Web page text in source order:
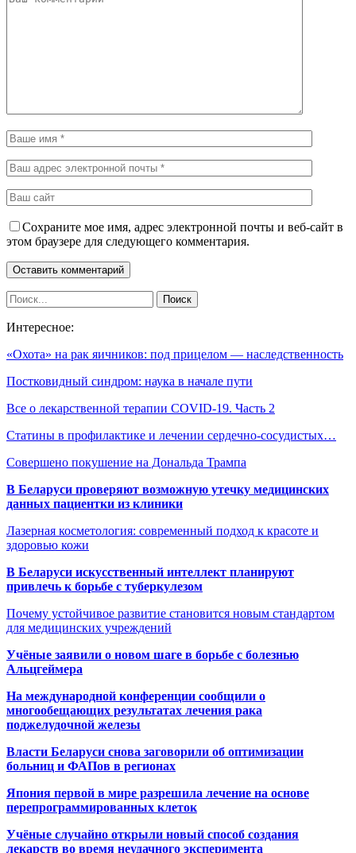
Сохраните мое имя, адрес электронной почты и веб-сайт в
этом браузере для следующего комментария.
Интересное:
«Охота» на рак яичников: под прицелом — наследственность
Постковидный синдром: наука в начале пути
Все о лекарственной терапии COVID-19. Часть 2
Статины в профилактике и лечении сердечно-сосудистых…
Совершено покушение на Дональда Трампа
В Беларуси проверяют возможную утечку медицинских
данных пациентки из клиники
Лазерная косметология: современный подход к красоте и
здоровью кожи
В Беларуси искусственный интеллект планируют
привлечь к борьбе с туберкулезом
Почему устойчивое развитие становится новым стандартом
для медицинских учреждений
Учёные заявили о новом шаге в борьбе с болезнью
Альцгеймера
На международной конференции сообщили о
многообещающих результатах лечения рака
поджелудочной железы
Власти Беларуси снова заговорили об оптимизации
больниц и ФАПов в регионах
Япония первой в мире разрешила лечение на основе
перепрограммированных клеток
Учёные случайно открыли новый способ создания
лекарств во время неудачного эксперимента